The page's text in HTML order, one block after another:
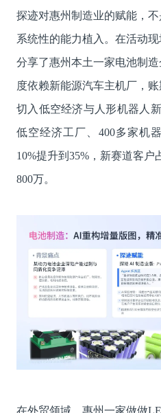
探迹对惠州制造业的赋能，
系统性的能力植入。在活动
分享了惠州本土一家电池制
度依赖新能源汽车主机厂，
切入低空经济与人形机器人
低空经济工厂、400多家机
10%提升到35%，新赛道客户
800万。
在外贸领域，惠州一家做做